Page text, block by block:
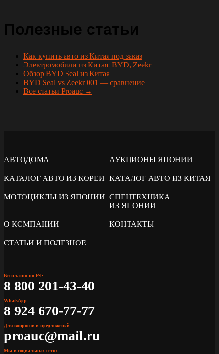
Полезные статьи
Как купить авто из Китая под заказ
Электромобили из Китая: BYD, Zeekr
Обзор BYD Seal из Китая
BYD Seal vs Zeekr 001 — сравнение
Все статьи Proauc →
АВТОДОМА АУКЦИОНЫ ЯПОНИИ
КАТАЛОГ АВТО ИЗ КОРЕИ КАТАЛОГ АВТО ИЗ КИТАЯ
МОТОЦИКЛЫ ИЗ ЯПОНИИ СПЕЦТЕХНИКА
ИЗ ЯПОНИИ
О КОМПАНИИ КОНТАКТЫ
СТАТЬИ И ПОЛЕЗНОЕ
Бесплатно по РФ
8 800 201-43-40
WhatsApp
8 924 670-77-77
Для вопросов и предложений
proauc@mail.ru
Мы в социальных сетях